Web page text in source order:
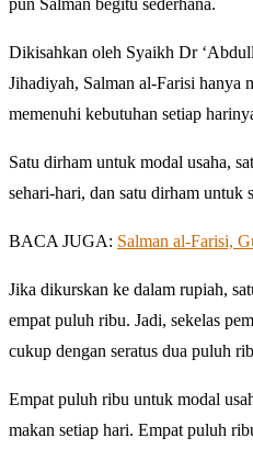
Dikisahkan oleh Syaikh Dr
Jihadiyah, Salman al-Farisi hanya
memenuhi kebutuhan setiap
Satu dirham untuk modal usaha,
sehari-hari, dan satu dirham untuk
BACA JUGA: Salman al-Farisi,
Jika dikurskan ke dalam rupiah,
empat puluh ribu. Jadi, sekelas
cukup dengan seratus dua puluh
Empat puluh ribu untuk modal
makan setiap hari. Empat puluh